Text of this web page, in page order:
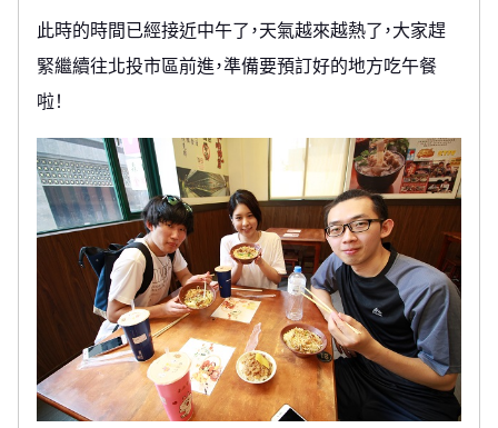
此時的時間已經接近中午了，天氣越來越熱了，大家趕
緊繼續往北投市區前進，準備要預訂好的地方吃午餐
啦！